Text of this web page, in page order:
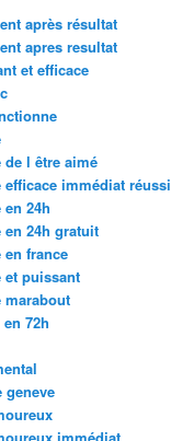
après résultat
apres resultat
et efficace
l être aimé
immédiat réussi
24h
24h gratuit
france
et puissant
marabout
72h
geneve